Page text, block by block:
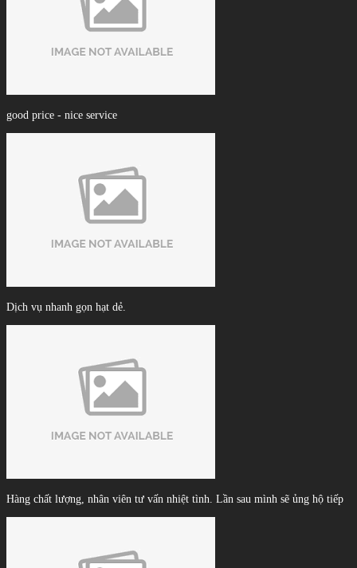
good price - nice service
Dịch vụ nhanh gọn hạt dẻ.
Hàng chất lượng, nhân viên tư vấn nhiệt tình. Lần sau mình sẽ ủng hộ tiếp